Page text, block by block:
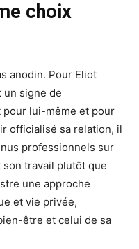
choix
anodin. Pour Eliot
un signe de
lui-même et pour
officialisé sa relation, il
professionnels sur
travail plutôt que
une approche
et vie privée,
être et celui de sa